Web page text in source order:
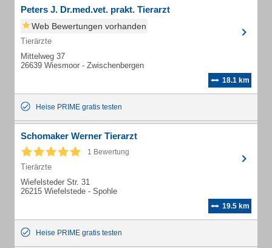
Peters J. Dr.med.vet. prakt. Tierarzt
Web Bewertungen vorhanden
Tierärzte
Mittelweg 37
26639 Wiesmoor - Zwischenbergen
18.1 km
Heise PRIME gratis testen
Schomaker Werner Tierarzt
1 Bewertung
Tierärzte
Wiefelsteder Str. 31
26215 Wiefelstede - Spohle
19.5 km
Heise PRIME gratis testen